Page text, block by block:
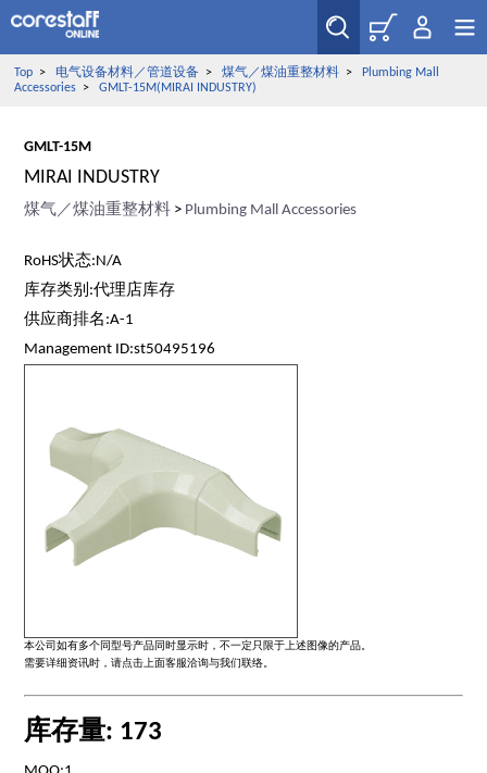
Top> 电气设备材料／管道设备> 煤气／煤油重整材料>
Plumbing Mall
Accessories> GMLT-15M(MIRAI INDUSTRY)
GMLT-15M
MIRAI INDUSTRY
煤气／煤油重整材料 > Plumbing Mall Accessories
RoHS状态:N/A
库存类别:代理店库存
供应商排名:A-1
Management ID:st50495196
本公司如有多个同型号产品同时显示时，不一定只限于上述图像的产品。
需要详细资讯时，请点击上面客服洽询与我们联络。
库存量: 173